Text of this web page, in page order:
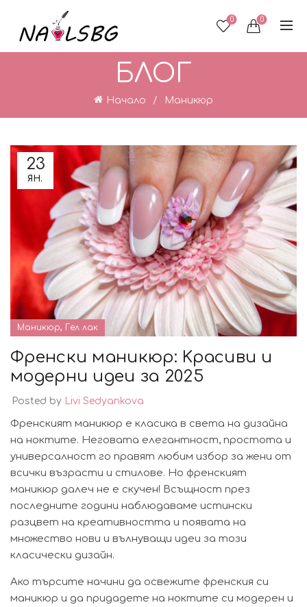
0 0
БЛОГ
Начало Маникюр
23
ЯН.
Маникюр, Гел лак
Френски маникюр: Kрасиви и
модерни идеи за 2025
Posted by Livi Sedyankova
Френският маникюр е класика в света на дизайна
на ноктите. Неговата елегантност, простота и
универсалност го правят любим избор за жени от
всички възрасти и стилове. Но френският
маникюр далеч не е скучен! Всъщност през
последните години наблюдаваме истински
разцвет на креативността и появата на
множество нови и вълнуващи идеи за този
класически дизайн.
Ако търсите начини да освежите френския си
маникюр и да придадете на ноктите си модерен и